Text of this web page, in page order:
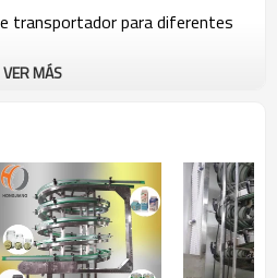
transportador para diferentes
años de experiencia en el diseño
eficiencia, bajo costo de
es nuestro objetivo
espiral:
puede ser de más de 15 mtrs.
VER MÁS